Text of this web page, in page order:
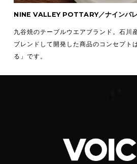
NINE VALLEY POTTARY／ナインバ
九谷焼のテーブルウエアブランド。石川
ブレンドして開発した商品のコンセプト
る」です。